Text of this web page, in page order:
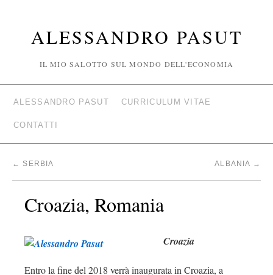
ALESSANDRO PASUT
IL MIO SALOTTO SUL MONDO DELL'ECONOMIA
ALESSANDRO PASUT CURRICULUM VITAE
CONTATTI
← SERBIA ALBANIA →
Croazia, Romania
Croazia
Entro la fine del 2018 verrà inaugurata in Croazia, a